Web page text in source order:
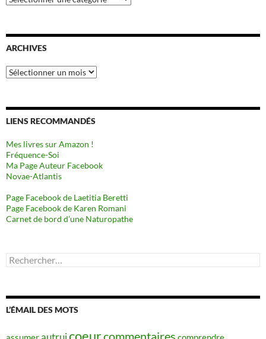
ARCHIVES
Archives
LIENS RECOMMANDÉS
Mes livres sur Amazon !
Fréquence-Soi
Ma Page Auteur Facebook
Novae-Atlantis
Page Facebook de Laetitia Beretti
Page Facebook de Karen Romani
Carnet de bord d’une Naturopathe
Rechercher :
L’ÉMAIL DES MOTS
coeurcommentaires